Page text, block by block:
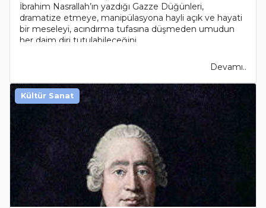
İbrahim Nasrallah’ın yazdığı Gazze Düğünleri,
dramatize etmeye, manipülasyona hayli açık ve hayati
bir meseleyi, acındırma tufasına düşmeden umudun
her daim diri tutulabileceğini..
Devamı..
Kültür Sanat